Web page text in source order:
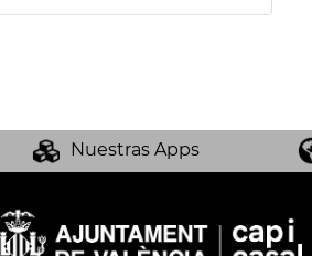
Nuestras Apps